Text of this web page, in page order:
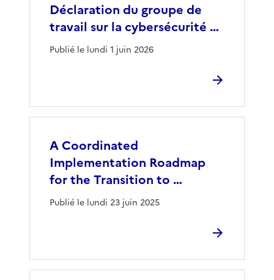
Déclaration du groupe de
travail sur la cybersécurité …
Publié le lundi 1 juin 2026
A Coordinated
Implementation Roadmap
for the Transition to …
Publié le lundi 23 juin 2025